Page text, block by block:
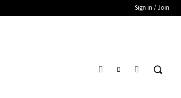
Sign in / Join